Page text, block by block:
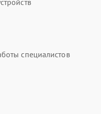
специалистов